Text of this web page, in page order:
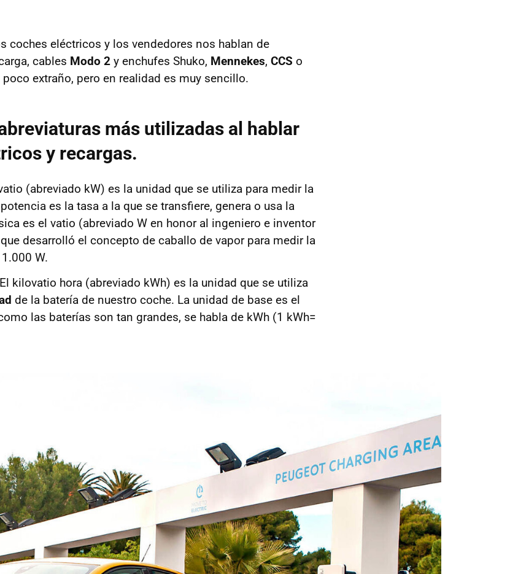
coches eléctricos y los vendedores nos hablan de
cables Modo 2 y enchufes Shuko, Mennekes, CCS o
poco extraño, pero en realidad es muy sencillo.
más utilizadas al hablar
y recargas.
(abreviado kW) es la unidad que se utiliza para medir la
es la tasa a la que se transfiere, genera o usa la
es el vatio (abreviado W en honor al ingeniero e inventor
desarrolló el concepto de caballo de vapor para medir la
W.
kilovatio hora (abreviado kWh) es la unidad que se utiliza
de la batería de nuestro coche. La unidad de base es el
las baterías son tan grandes, se habla de kWh (1 kWh=